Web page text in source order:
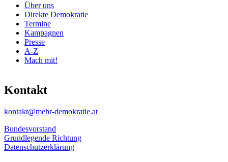
Über uns
Direkte Demokratie
Termine
Kampagnen
Presse
A-Z
Mach mit!
Kontakt
kontakt@mehr-demokratie.at
Bundesvorstand
Grundlegende Richtung
Datenschutzerklärung